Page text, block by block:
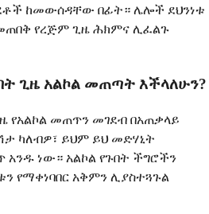
ከመውሰዳቸው በፊት። ሌሎች ደህንነቱ
የረጅም ጊዜ ሕክምና ሊፈልጉ
ጊዜ አልኮል መጠጣት እችላለሁን?
የአልኮል መጠጥን መገደብ በአጠቃላይ
ካለብዎ፣ ይህም ይህ መድሃኒት
ነው። አልኮል የጉበት ችግሮችን
የማቀነባበር አቅምን ሊያስተጓጉል